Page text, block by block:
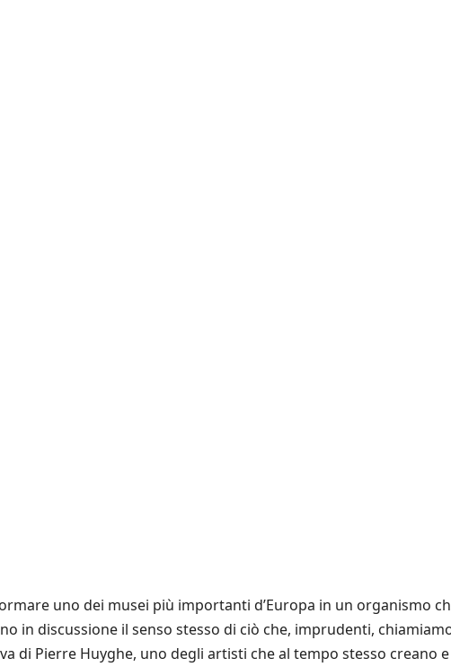
uno dei musei più importanti d’Europa in un organismo
in discussione il senso stesso di ciò che, imprudenti,
di Pierre Huyghe, uno degli artisti che al tempo stesso creano